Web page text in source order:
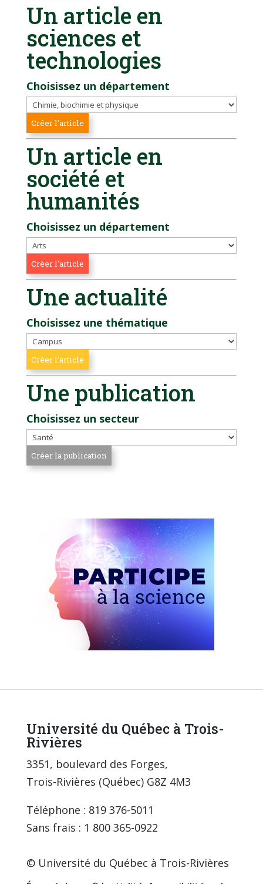
Un article en
sciences et
technologies
Choisissez un département
Un article en
société et
humanités
Choisissez un département
Une actualité
Choisissez une thématique
Une publication
Choisissez un secteur
Université du Québec à Trois-
Rivières
3351, boulevard des Forges,
Trois-Rivières (Québec) G8Z 4M3
Téléphone : 819 376-5011
Sans frais : 1 800 365-0922
© Université du Québec à Trois-Rivières